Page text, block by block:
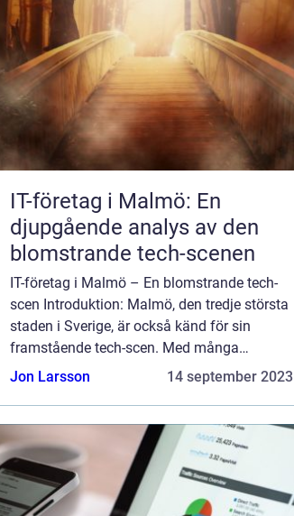
IT-företag i Malmö: En
djupgående analys av den
blomstrande tech-scenen
IT-företag i Malmö – En blomstrande tech-
scen Introduktion: Malmö, den tredje största
staden i Sverige, är också känd för sin
framstående tech-scen. Med många
framstående företag och en ständig
Jon Larsson 14 september 2023